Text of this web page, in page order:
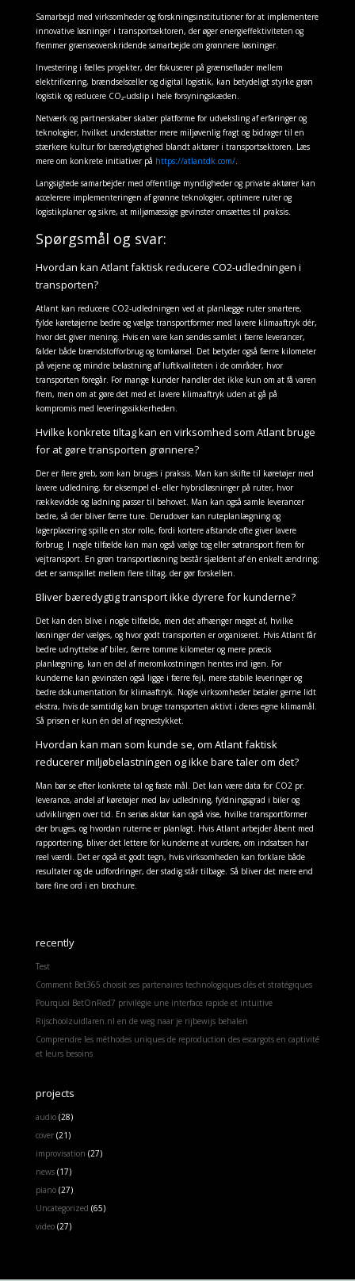
Samarbejd med virksomheder og forskningsinstitutioner for at implementere
innovative løsninger i transportsektoren, der øger energieffektiviteten og
fremmer grænseoverskridende samarbejde om grønnere løsninger.
Investering i fælles projekter, der fokuserer på grænseflader mellem
elektrificering, brændselsceller og digital logistik, kan betydeligt styrke grøn
logistik og reducere CO₂-udslip i hele forsyningskæden.
Netværk og partnerskaber skaber platforme for udveksling af erfaringer og
teknologier, hvilket understøtter mere miljøvenlig fragt og bidrager til en
stærkere kultur for bæredygtighed blandt aktører i transportsektoren. Læs
mere om konkrete initiativer på https://atlantdk.com/.
Langsigtede samarbejder med offentlige myndigheder og private aktører kan
accelerere implementeringen af grønne teknologier, optimere ruter og
logistikplaner og sikre, at miljømæssige gevinster omsættes til praksis.
Spørgsmål og svar:
Hvordan kan Atlant faktisk reducere CO2-udledningen i
transporten?
Atlant kan reducere CO2-udledningen ved at planlægge ruter smartere,
fylde køretøjerne bedre og vælge transportformer med lavere klimaaftryk dér,
hvor det giver mening. Hvis en vare kan sendes samlet i færre leverancer,
falder både brændstofforbrug og tomkørsel. Det betyder også færre kilometer
på vejene og mindre belastning af luftkvaliteten i de områder, hvor
transporten foregår. For mange kunder handler det ikke kun om at få varen
frem, men om at gøre det med et lavere klimaaftryk uden at gå på
kompromis med leveringssikkerheden.
Hvilke konkrete tiltag kan en virksomhed som Atlant bruge
for at gøre transporten grønnere?
Der er flere greb, som kan bruges i praksis. Man kan skifte til køretøjer med
lavere udledning, for eksempel el- eller hybridløsninger på ruter, hvor
rækkevidde og ladning passer til behovet. Man kan også samle leverancer
bedre, så der bliver færre ture. Derudover kan ruteplanlægning og
lagerplacering spille en stor rolle, fordi kortere afstande ofte giver lavere
forbrug. I nogle tilfælde kan man også vælge tog eller søtransport frem for
vejtransport. En grøn transportløsning består sjældent af én enkelt ændring;
det er samspillet mellem flere tiltag, der gør forskellen.
Bliver bæredygtig transport ikke dyrere for kunderne?
Det kan den blive i nogle tilfælde, men det afhænger meget af, hvilke
løsninger der vælges, og hvor godt transporten er organiseret. Hvis Atlant får
bedre udnyttelse af biler, færre tomme kilometer og mere præcis
planlægning, kan en del af meromkostningen hentes ind igen. For
kunderne kan gevinsten også ligge i færre fejl, mere stabile leveringer og
bedre dokumentation for klimaaftryk. Nogle virksomheder betaler gerne lidt
ekstra, hvis de samtidig kan bruge transporten aktivt i deres egne klimamål.
Så prisen er kun én del af regnestykket.
Hvordan kan man som kunde se, om Atlant faktisk
reducerer miljøbelastningen og ikke bare taler om det?
Man bør se efter konkrete tal og faste mål. Det kan være data for CO2 pr.
leverance, andel af køretøjer med lav udledning, fyldningsgrad i biler og
udviklingen over tid. En seriøs aktør kan også vise, hvilke transportformer
der bruges, og hvordan ruterne er planlagt. Hvis Atlant arbejder åbent med
rapportering, bliver det lettere for kunderne at vurdere, om indsatsen har
reel værdi. Det er også et godt tegn, hvis virksomheden kan forklare både
resultater og de udfordringer, der stadig står tilbage. Så bliver det mere end
bare fine ord i en brochure.
recently
Test
Comment Bet365 choisit ses partenaires technologiques clés et stratégiques
Pourquoi BetOnRed7 privilégie une interface rapide et intuitive
Rijschoolzuidlaren.nl en de weg naar je rijbewijs behalen
Comprendre les méthodes uniques de reproduction des escargots en captivité
et leurs besoins
projects
audio(28)
cover(21)
improvisation (27)
news(17)
piano(27)
Uncategorized (65)
video(27)